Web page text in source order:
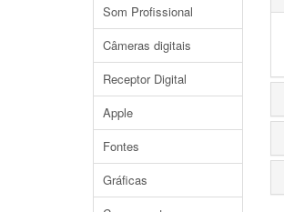
Som Profissional
Câmeras digitais
Receptor Digital
Apple
Fontes
Gráficas